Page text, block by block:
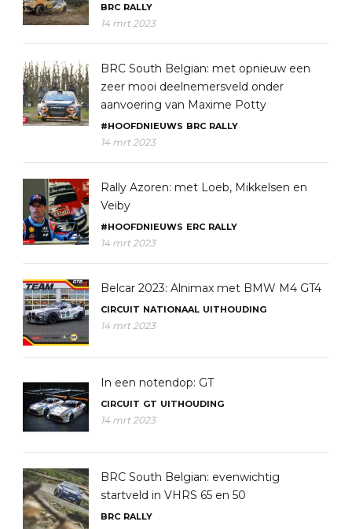
BRC RALLY
14 mrt 2023
BRC South Belgian: met opnieuw een
zeer mooi deelnemersveld onder
aanvoering van Maxime Potty
#HOOFDNIEUWS BRC RALLY
14 mrt 2023
Rally Azoren: met Loeb, Mikkelsen en
Veiby
#HOOFDNIEUWS ERC RALLY
14 mrt 2023
Belcar 2023: Alnimax met BMW M4 GT4
CIRCUIT NATIONAAL UITHOUDING
14 mrt 2023
In een notendop: GT
CIRCUIT GT UITHOUDING
14 mrt 2023
BRC South Belgian: evenwichtig
startveld in VHRS 65 en 50
BRC RALLY